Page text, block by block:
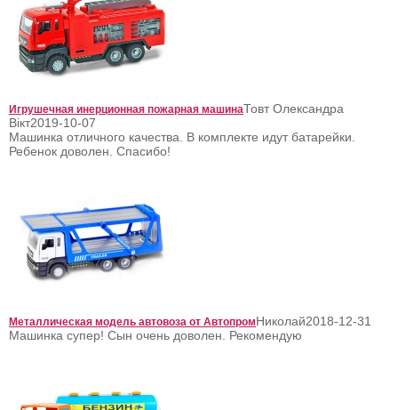
Игрушечная инерционная пожарная машинаТовт Олександра
Вікт2019-10-07
Машинка отличного качества. В комплекте идут батарейки.
Ребенок доволен. Спасибо!
Металлическая модель автовоза от АвтопромНиколай2018-12-31
Машинка супер! Сын очень доволен. Рекомендую